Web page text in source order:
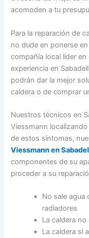
acomoden a tu
Para la reparación de
no dude en ponerse
compañía local líder
experiencia en
podrán dar la mejor
caldera o de comprar
Nuestros técnicos en
Viessmann
de estos síntomas,
Viessmann en
componentes de su
proceder a su
No sale agua
radiadores
La caldera
La caldera si